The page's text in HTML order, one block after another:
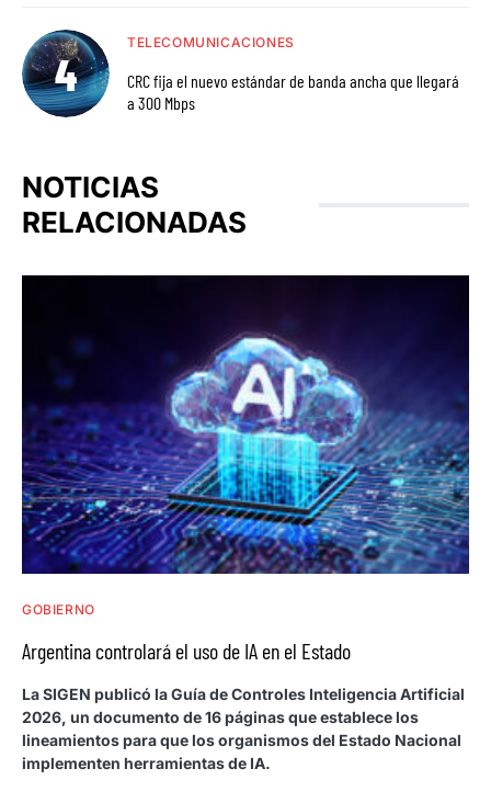
TELECOMUNICACIONES
CRC fija el nuevo estándar de banda ancha que llegará
a 300 Mbps
NOTICIAS
RELACIONADAS
GOBIERNO
Argentina controlará el uso de IA en el Estado
La SIGEN publicó la Guía de Controles Inteligencia Artificial
2026, un documento de 16 páginas que establece los
lineamientos para que los organismos del Estado Nacional
implementen herramientas de IA.